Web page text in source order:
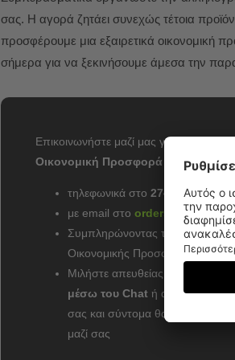
σας. Η αγορά ζητάει συνεχώς τέτοια
προσφέρουμε μια εξαιρετικά οικονομική
σήμερα για να ξεκινήσουμε άμεσα την
Επικοινωνήστε μαζί μας για να ζητήσετε
Οικονομική Προσφορά
τηλεφωνικά στο 27410 24520
με email στο
Συμπληρώνοντας την φόρμα
Οικονομικής Προσφοράς
Μιλήστε απευθείας με
μέσω του Chat ή αφήστε το
σας και σύντομα θα
μαζί σας